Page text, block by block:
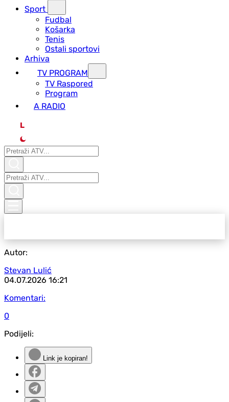
Sport
Fudbal
Košarka
Tenis
Ostali sportovi
Arhiva
TV PROGRAM
ТV Raspored
Program
A RADIO
L
Autor:
Stevan Lulić
04.07.2026 16:21
Komentari:
0
Podijeli:
Link je kopiran!